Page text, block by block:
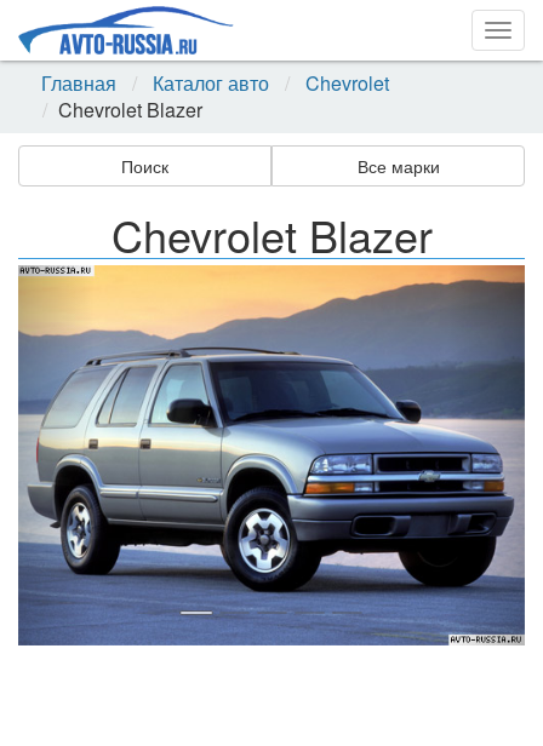
Главная
Каталог авто
Chevrolet
Chevrolet Blazer
Поиск Все марки
Chevrolet Blazer
Назад